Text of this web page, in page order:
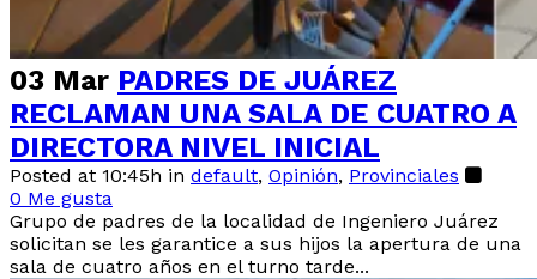
03 Mar PADRES DE JUÁREZ
RECLAMAN UNA SALA DE CUATRO A
DIRECTORA NIVEL INICIAL
Posted at 10:45h in default, Opinión, Provinciales
0 Me gusta
Grupo de padres de la localidad de Ingeniero Juárez
solicitan se les garantice a sus hijos la apertura de una
sala de cuatro años en el turno tarde...